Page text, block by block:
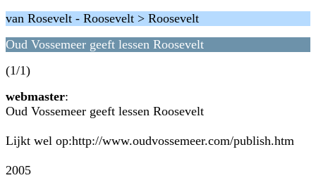
van Rosevelt - Roosevelt > Roosevelt
Oud Vossemeer geeft lessen Roosevelt
(1/1)
webmaster:
Oud Vossemeer geeft lessen Roosevelt
Lijkt wel op:http://www.oudvossemeer.com/publish.htm
2005